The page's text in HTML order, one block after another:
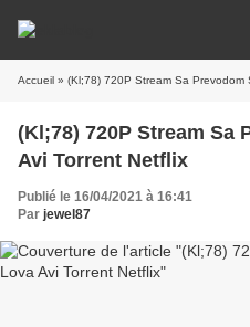
Accueil » (Kl;78) 720P Stream Sa Prevodom
(Kl;78) 720P Stream Sa
Avi Torrent Netflix
Publié le 16/04/2021 à 16:41
Par jewel87